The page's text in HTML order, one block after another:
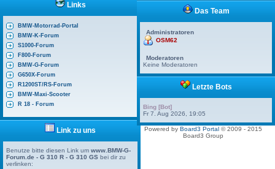
Links
BMW-Motorrad-Portal
BMW-K-Forum
S1000-Forum
F800-Forum
BMW-G-Forum
G650X-Forum
R1200ST/RS-Forum
BMW-Maxi-Scooter
R 18 - Forum
Link zu uns
Benutze bitte diesen Link um www.BMW-G-
Forum.de - G 310 R - G 310 GS bei dir zu
verlinken:
Das Team
Administratoren
OSM62
Moderatoren
Keine Moderatoren
Letzte Bots
Bing [Bot]
Fr 7. Aug 2026, 19:05
Powered by Board3 Portal © 2009 - 2015
Board3 Group